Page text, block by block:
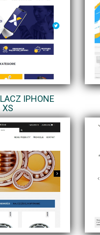
IPHONE
XS